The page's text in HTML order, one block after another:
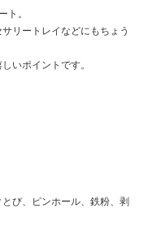
ト。
リートレイなどにもちょう
いポイントです。
び、ピンホール、鉄粉、剥